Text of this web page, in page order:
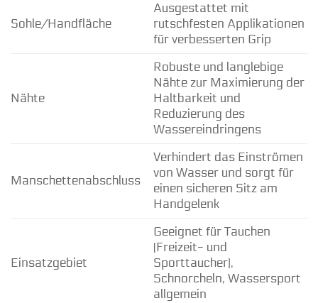
Sohle/Handfläche
Ausgestattet mit
rutschfesten Applikationen
für verbesserten Grip
Nähte
Robuste und langlebige
Nähte zur Maximierung der
Haltbarkeit und
Reduzierung des
Wassereindringens
Manschettenabschluss
Verhindert das Einströmen
von Wasser und sorgt für
einen sicheren Sitz am
Handgelenk
Einsatzgebiet
Geeignet für Tauchen
(Freizeit- und
Sporttaucher),
Schnorcheln, Wassersport
allgemein